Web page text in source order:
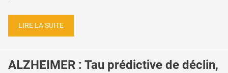
LIRE LA SUITE
ALZHEIMER : Tau prédictive de déclin,